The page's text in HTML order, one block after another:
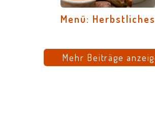
Menü: Herbstliches
Mehr Beiträge